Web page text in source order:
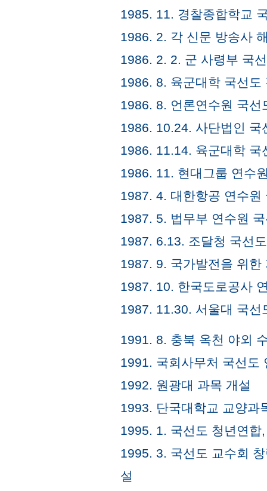
1985. 11. 경찰종합학교
1986. 2. 각 신문 방송사
1986. 2. 2. 군 사령부 국
1986. 8. 육군대학 국선도
1986. 8. 언론연수원 국선
1986. 10.24. 사단법인 국
1986. 11.14. 육군대학 국
1986. 11. 현대그룹 연수
1987. 4. 대한항공 연수원
1987. 5. 법무부 연수원
1987. 6.13. 조달청 국선
1987. 9. 국가발전을 위한
1987. 10. 한국도로공사
1987. 11.30. 서울대 국선
1991. 8. 충북 옥천 야외
1991. 국회사무처 국선도
1992. 원광대 과목 개설
1993. 단국대학교 교양과
1995. 1. 국선도 청년연합
1995. 3. 국선도 교수회
설